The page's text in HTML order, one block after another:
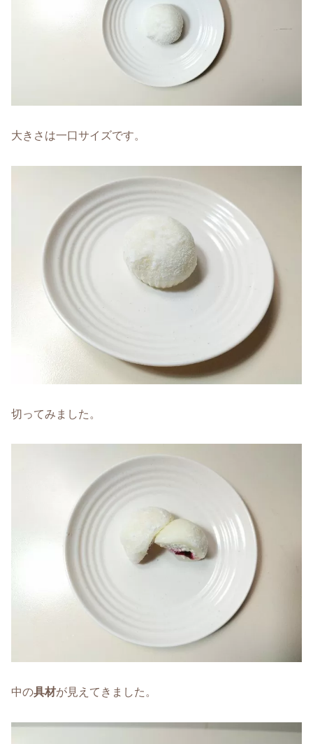
大きさは一口サイズです。
切ってみました。
中の具材が見えてきました。